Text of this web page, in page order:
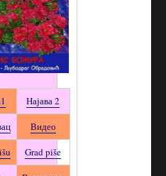
Најава 2
Видео
Grad piše